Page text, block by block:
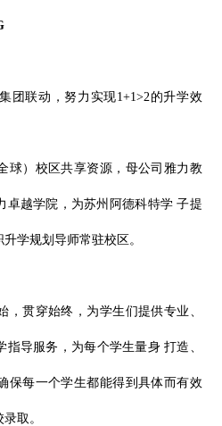
团联动，努力实现1+1>2的升学效
球）校区共享资源，母公司雅力教
越学院，为苏州阿德科特学 子提
学规划导师常驻校区。
，贯穿始终，为学生们提供专业、
指导服务，为每个学生量身 打造、
保每一个学生都能得到 具体而有效
取。